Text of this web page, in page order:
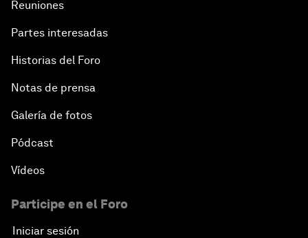
Reuniones
Partes interesadas
Historias del Foro
Notas de prensa
Galería de fotos
Pódcast
Vídeos
Participe en el Foro
Iniciar sesión